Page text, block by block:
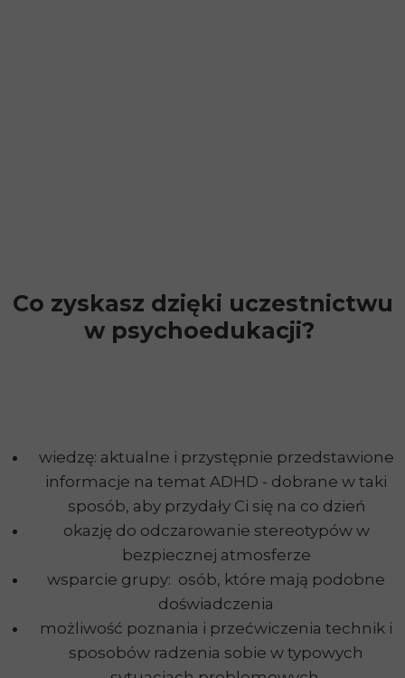
Co zyskasz dzięki uczestnictwu
w psychoedukacji?
wiedzę: aktualne i przystępnie przedstawione
informacje na temat ADHD - dobrane w taki
sposób, aby przydały Ci się na co dzień
okazję do odczarowanie stereotypów w
bezpiecznej atmosferze
wsparcie grupy: osób, które mają podobne
doświadczenia
możliwość poznania i przećwiczenia technik i
sposobów radzenia sobie w typowych